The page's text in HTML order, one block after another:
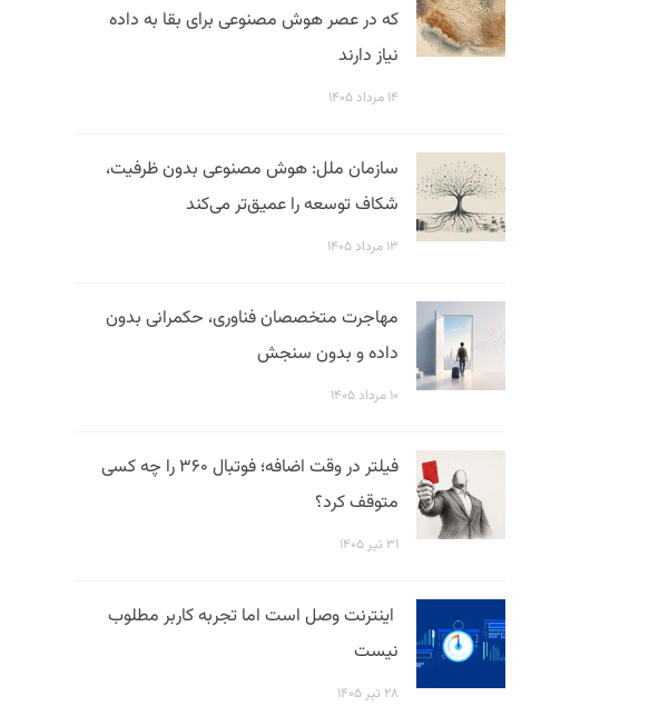
که در عصر هوش مصنوعی برای بقا به داده
نیاز دارند
۱۴ مرداد ۱۴۰۵
سازمان ملل: هوش مصنوعی بدون ظرفیت،
شکاف توسعه را عمیق‌تر می‌کند
۱۳ مرداد ۱۴۰۵
مهاجرت متخصصان فناوری، حکمرانی بدون
داده و بدون سنجش
۱۰ مرداد ۱۴۰۵
فیلتر در وقت اضافه؛ فوتبال ۳۶۰ را چه کسی
متوقف کرد؟
۳۱ تیر ۱۴۰۵
اینترنت وصل است اما تجربه کاربر مطلوب
نیست
۲۸ تیر ۱۴۰۵